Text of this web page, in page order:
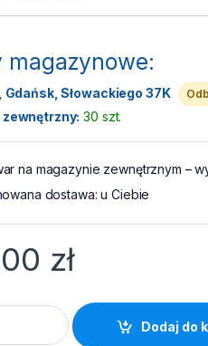
magazynowe:
Słowackiego 37K
zewnętrzny: 30 szt.
na magazynie zewnętrznym –
dostawa:u Ciebie
zł
TK-5415C Zamiennik Cyan
Dodaj do